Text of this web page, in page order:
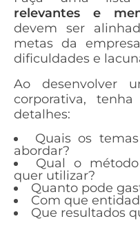
relevantes e
devem ser
metas da
dificuldades e
Ao desenvolver
corporativa,
detalhes:
Quais os
abordar?
Qual o
quer utilizar?
Quanto pode
Com que
Que resultados